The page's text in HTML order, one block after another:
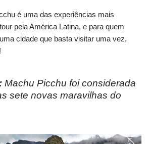
é uma das experiências mais
pela América Latina, e para quem
cidade que basta visitar uma vez,
Machu Picchu foi considerada
sete novas maravilhas do